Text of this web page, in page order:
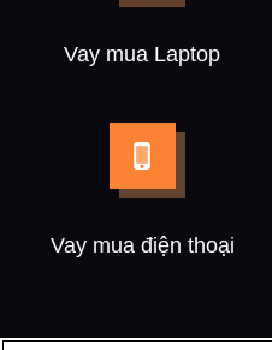
Vay mua Laptop
Vay mua điện thoại